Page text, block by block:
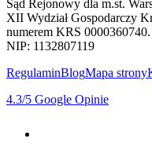
Sąd Rejonowy dla m.st.
XII Wydział Gospodarczy
numerem KRS 0000360740.
NIP: 1132807119
RegulaminBlogMapa strony
4.3/5 Google Opinie